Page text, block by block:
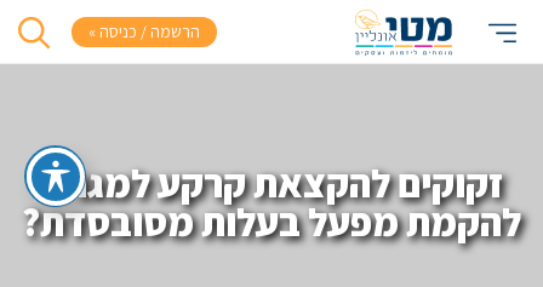
הרשמה / כניסה »
זקוקים להקצאת קרקע למגרש
להקמת מפעל בעלות מסובסדת?